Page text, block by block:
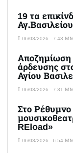
19 τα
Αγ.Βασιλείου
06/08/2026 - 7:43
Αποζημίωση
άρδευσης
Αγίου
06/08/2026 - 7:31
Στο
REload»
06/08/2026 - 6:54